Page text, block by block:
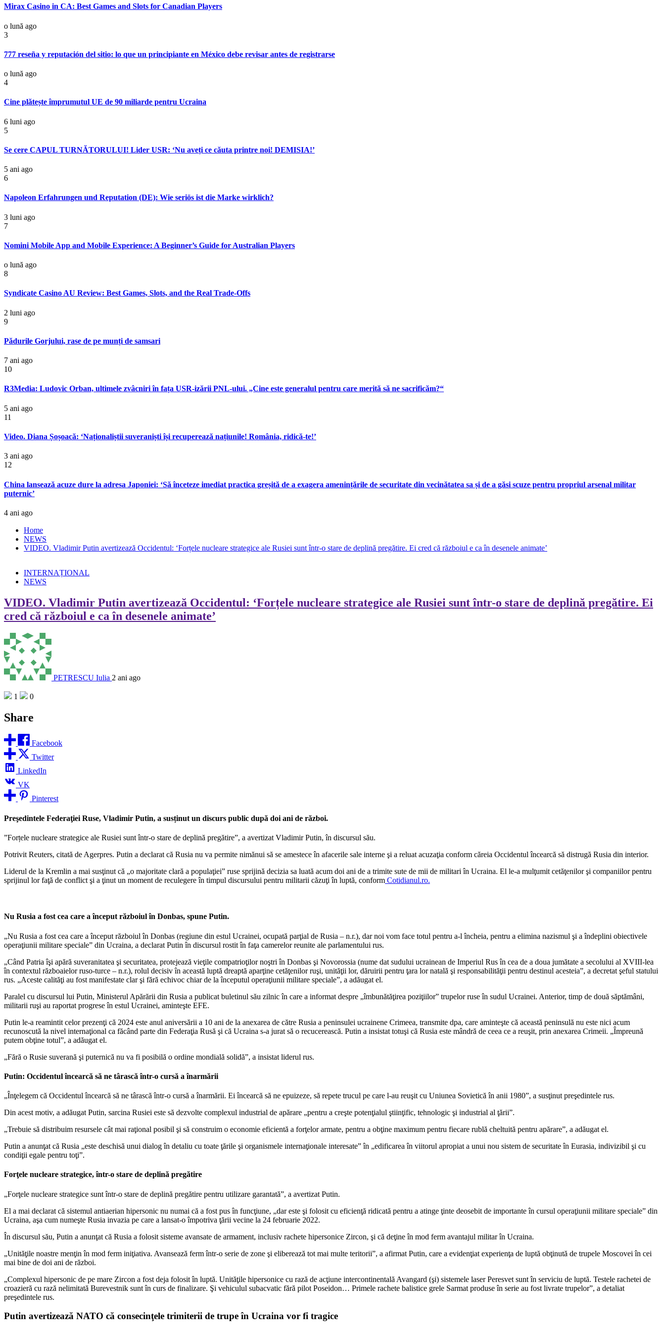
Mirax Casino in CA: Best Games and Slots for Canadian Players
o lună ago
3
777 reseña y reputación del sitio: lo que un principiante en México debe revisar antes de registrarse
o lună ago
4
Cine plătește împrumutul UE de 90 miliarde pentru Ucraina
6 luni ago
5
Se cere CAPUL TURNĂTORULUI! Lider USR: ‘Nu aveți ce căuta printre noi! DEMISIA!’
5 ani ago
6
Napoleon Erfahrungen und Reputation (DE): Wie seriös ist die Marke wirklich?
3 luni ago
7
Nomini Mobile App and Mobile Experience: A Beginner’s Guide for Australian Players
o lună ago
8
Syndicate Casino AU Review: Best Games, Slots, and the Real Trade-Offs
2 luni ago
9
Pădurile Gorjului, rase de pe munți de samsari
7 ani ago
10
R3Media: Ludovic Orban, ultimele zvâcniri în fața USR-izării PNL-ului. „Cine este generalul pentru care merită să ne sacrificăm?“
5 ani ago
11
Video. Diana Șoșoacă: ‘Naționaliștii suveraniști își recuperează națiunile! România, ridică-te!’
3 ani ago
12
China lansează acuze dure la adresa Japoniei: ‘Să înceteze imediat practica greșită de a exagera amenințările de securitate din vecinătatea sa și de a găsi scuze pentru propriul arsenal militar
puternic’
4 ani ago
Home
NEWS
VIDEO. Vladimir Putin avertizează Occidentul: ‘Forțele nucleare strategice ale Rusiei sunt într-o stare de deplină pregătire. Ei cred că războiul e ca în desenele animate’
INTERNAȚIONAL
NEWS
VIDEO. Vladimir Putin avertizează Occidentul: ‘Forțele nucleare strategice ale Rusiei sunt într-o stare de deplină pregătire. Ei
cred că războiul e ca în desenele animate’
PETRESCU Iulia 2 ani ago
1 0
Share
Facebook
Twitter
LinkedIn
VK
Pinterest
Preşedintele Federaţiei Ruse, Vladimir Putin, a susținut un discurs public după doi ani de război.
”Forțele nucleare strategice ale Rusiei sunt într-o stare de deplină pregătire”, a avertizat Vladimir Putin, în discursul său.
Potrivit Reuters, citată de Agerpres. Putin a declarat că Rusia nu va permite nimănui să se amestece în afacerile sale interne şi a reluat acuzaţia conform căreia Occidentul încearcă să distrugă Rusia din interior.
Liderul de la Kremlin a mai susţinut că „o majoritate clară a populaţiei” ruse sprijină decizia sa luată acum doi ani de a trimite sute de mii de militari în Ucraina. El le-a mulţumit cetăţenilor şi companiilor pentru
sprijinul lor faţă de conflict şi a ţinut un moment de reculegere în timpul discursului pentru militarii căzuţi în luptă, conform Cotidianul.ro.
Nu Rusia a fost cea care a început războiul în Donbas, spune Putin.
„Nu Rusia a fost cea care a început războiul în Donbas (regiune din estul Ucrainei, ocupată parţial de Rusia – n.r.), dar noi vom face totul pentru a-l încheia, pentru a elimina nazismul şi a îndeplini obiectivele
operaţiunii militare speciale” din Ucraina, a declarat Putin în discursul rostit în faţa camerelor reunite ale parlamentului rus.
„Când Patria îşi apără suveranitatea şi securitatea, protejează vieţile compatrioţilor noştri în Donbas şi Novorossia (nume dat sudului ucrainean de Imperiul Rus în cea de a doua jumătate a secolului al XVIII-lea
în contextul războaielor ruso-turce – n.r.), rolul decisiv în această luptă dreaptă aparţine cetăţenilor ruşi, unităţii lor, dăruirii pentru ţara lor natală şi responsabilităţii pentru destinul acesteia”, a decretat şeful statului
rus. „Aceste calităţi au fost manifestate clar şi fără echivoc chiar de la începutul operaţiunii militare speciale”, a adăugat el.
Paralel cu discursul lui Putin, Ministerul Apărării din Rusia a publicat buletinul său zilnic în care a informat despre „îmbunătăţirea poziţiilor” trupelor ruse în sudul Ucrainei. Anterior, timp de două săptămâni,
militarii ruşi au raportat progrese în estul Ucrainei, aminteşte EFE.
Putin le-a reamintit celor prezenţi că 2024 este anul aniversării a 10 ani de la anexarea de către Rusia a peninsulei ucrainene Crimeea, transmite dpa, care aminteşte că această peninsulă nu este nici acum
recunoscută la nivel internaţional ca făcând parte din Federaţia Rusă şi că Ucraina s-a jurat să o recucerească. Putin a insistat totuşi că Rusia este mândră de ceea ce a reuşit, prin anexarea Crimeii. „Împreună
putem obţine totul”, a adăugat el.
„Fără o Rusie suverană şi puternică nu va fi posibilă o ordine mondială solidă”, a insistat liderul rus.
Putin: Occidentul încearcă să ne târască într-o cursă a înarmării
„Înţelegem că Occidentul încearcă să ne târască într-o cursă a înarmării. Ei încearcă să ne epuizeze, să repete trucul pe care l-au reuşit cu Uniunea Sovietică în anii 1980”, a susţinut preşedintele rus.
Din acest motiv, a adăugat Putin, sarcina Rusiei este să dezvolte complexul industrial de apărare „pentru a creşte potenţialul ştiinţific, tehnologic şi industrial al ţării”.
„Trebuie să distribuim resursele cât mai raţional posibil şi să construim o economie eficientă a forţelor armate, pentru a obţine maximum pentru fiecare rublă cheltuită pentru apărare”, a adăugat el.
Putin a anunţat că Rusia „este deschisă unui dialog în detaliu cu toate ţările şi organismele internaţionale interesate” în „edificarea în viitorul apropiat a unui nou sistem de securitate în Eurasia, indivizibil şi cu
condiţii egale pentru toţi”.
Forţele nucleare strategice, într-o stare de deplină pregătire
„Forţele nucleare strategice sunt într-o stare de deplină pregătire pentru utilizare garantată”, a avertizat Putin.
El a mai declarat că sistemul antiaerian hipersonic nu numai că a fost pus în funcţiune, „dar este şi folosit cu eficienţă ridicată pentru a atinge ţinte deosebit de importante în cursul operaţiunii militare speciale” din
Ucraina, aşa cum numeşte Rusia invazia pe care a lansat-o împotriva ţării vecine la 24 februarie 2022.
În discursul său, Putin a anunţat că Rusia a folosit sisteme avansate de armament, inclusiv rachete hipersonice Zircon, şi că deţine în mod ferm avantajul militar în Ucraina.
„Unităţile noastre menţin în mod ferm iniţiativa. Avansează ferm într-o serie de zone şi eliberează tot mai multe teritorii”, a afirmat Putin, care a evidenţiat experienţa de luptă obţinută de trupele Moscovei în cei
mai bine de doi ani de război.
„Complexul hipersonic de pe mare Zircon a fost deja folosit în luptă. Unităţile hipersonice cu rază de acţiune intercontinentală Avangard (şi) sistemele laser Peresvet sunt în serviciu de luptă. Testele rachetei de
croazieră cu rază nelimitată Burevestnik sunt în curs de finalizare. Şi vehiculul subacvatic fără pilot Poseidon… Primele rachete balistice grele Sarmat produse în serie au fost livrate trupelor”, a detaliat
preşedintele rus.
Putin avertizează NATO că consecinţele trimiterii de trupe în Ucraina vor fi tragice